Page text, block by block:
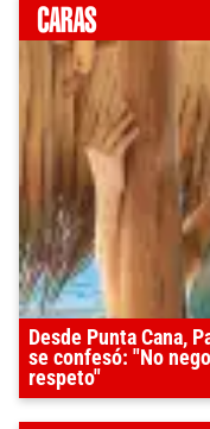
Desde Punta Cana,
se confesó: "No
respeto"